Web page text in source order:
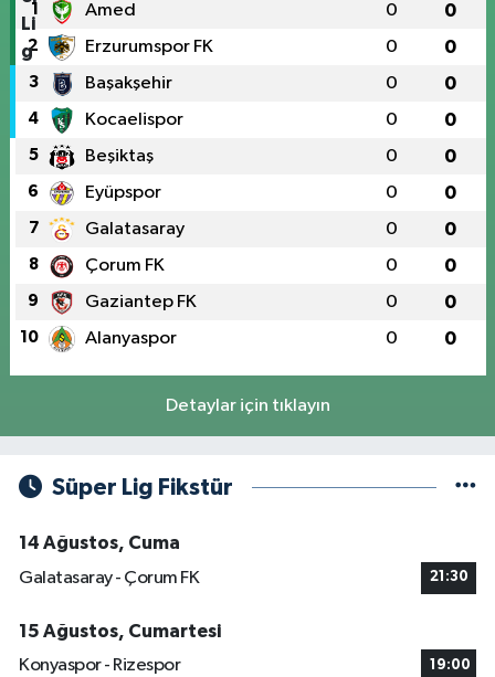
1 Amed 0 0
2 Erzurumspor FK 0 0
3 Başakşehir 0 0
4 Kocaelispor 0 0
5 Beşiktaş 0 0
6 Eyüpspor 0 0
7 Galatasaray 0 0
8 Çorum FK 0 0
9 Gaziantep FK 0 0
10 Alanyaspor 0 0
Detaylar için tıklayın
Süper Lig Fikstür
14 Ağustos, Cuma
Galatasaray - Çorum FK
21:30
15 Ağustos, Cumartesi
Konyaspor - Rizespor
19:00